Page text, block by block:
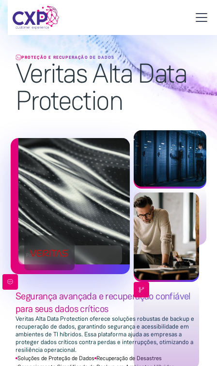
Segurança avançada e recuperação confiável
para seus dados críticos
Veritas Alta Data Protection oferece soluções robustas de backup e
recuperação de dados, garantindo segurança e acessibilidade em
ambientes de TI híbridos. Essa plataforma ajuda as empresas a
proteger dados críticos contra perdas e interrupções, otimizando a
resiliência operacional.
Soluções de Proteção de Dados Recuperação de Desastres
PROTEÇÃO E RECUPERAÇÃO DE DADOS
Veritas Alta Data
Protection
Powered by Veritas